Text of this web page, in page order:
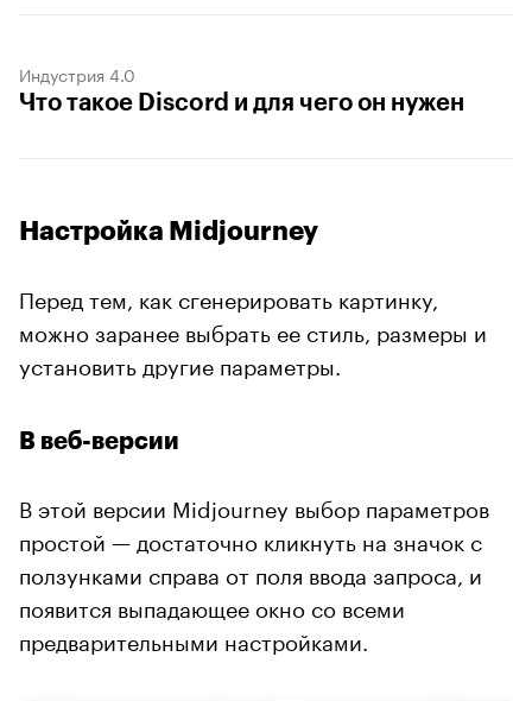
Индустрия 4.0
Что такое Discord и для чего он нужен
Настройка Midjourney
Перед тем, как сгенерировать картинку,
можно заранее выбрать ее стиль, размеры и
установить другие параметры.
В веб-версии
В этой версии Midjourney выбор параметров
простой — достаточно кликнуть на значок с
ползунками справа от поля ввода запроса, и
появится выпадающее окно со всеми
предварительными настройками.